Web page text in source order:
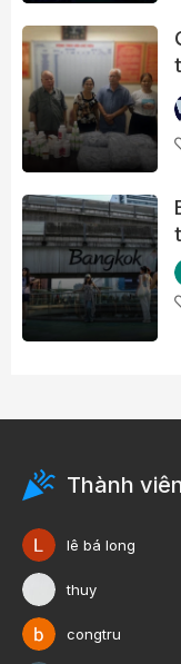
Thành
lê bá long
thuy
congtru